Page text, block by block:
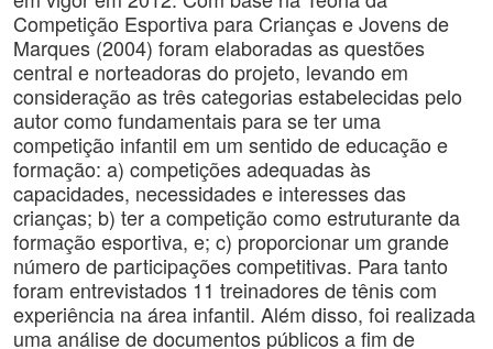
Competição Esportiva para Crianças e Jovens de
Marques (2004) foram elaboradas as questões
central e norteadoras do projeto, levando em
consideração as três categorias estabelecidas pelo
autor como fundamentais para se ter uma
competição infantil em um sentido de educação e
formação: a) competições adequadas às
capacidades, necessidades e interesses das
crianças; b) ter a competição como estruturante da
formação esportiva, e; c) proporcionar um grande
número de participações competitivas. Para tanto
foram entrevistados 11 treinadores de tênis com
experiência na área infantil. Além disso, foi realizada
uma análise de documentos públicos a fim de